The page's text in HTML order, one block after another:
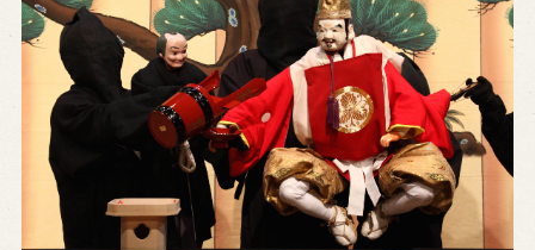
淡路島と国生み神話
淡路人形浄瑠璃の歴史
淡路人形独自の演目
淡路人形の広がり
南あわじ市の伝統芸能
ご利用案内
営業日時・料金 アクセス 館内のご案内